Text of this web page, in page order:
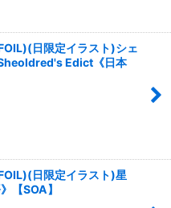
日限定イラスト)シェ
Edict《日本
日限定イラスト)星
【SOA】